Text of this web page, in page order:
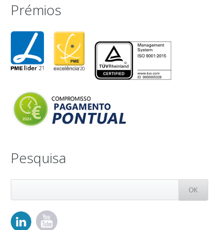
Prémios
Pesquisa